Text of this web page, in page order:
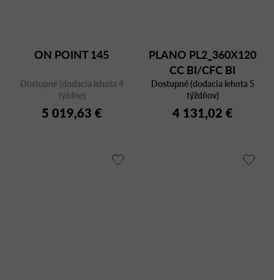
ON POINT 145
Dostupné (dodacia lehota 4
týždne)
5 019,63 €
PLANO PL2_360X120
CC BI/CFC BI
Dostupné (dodacia lehota 5
týždňov)
4 131,02 €